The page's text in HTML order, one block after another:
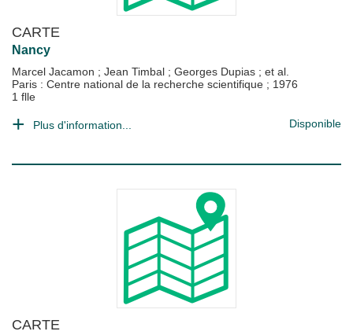
CARTE
Nancy
Marcel Jacamon ; Jean Timbal ; Georges Dupias ; et al.
Paris : Centre national de la recherche scientifique ; 1976
1 flle
Plus d'information... Disponible
CARTE